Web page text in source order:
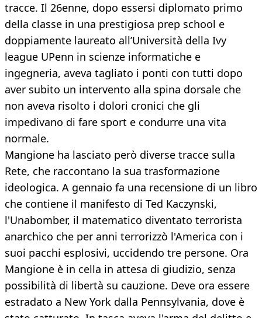
tracce. Il 26enne, dopo essersi diplomato primo
della classe in una prestigiosa prep school e
doppiamente laureato all’Università della Ivy
league UPenn in scienze informatiche e
ingegneria, aveva tagliato i ponti con tutti dopo
aver subito un intervento alla spina dorsale che
non aveva risolto i dolori cronici che gli
impedivano di fare sport e condurre una vita
normale.
Mangione ha lasciato però diverse tracce sulla
Rete, che raccontano la sua trasformazione
ideologica. A gennaio fa una recensione di un libro
che contiene il manifesto di Ted Kaczynski,
l'Unabomber, il matematico diventato terrorista
anarchico che per anni terrorizzò l'America con i
suoi pacchi esplosivi, uccidendo tre persone. Ora
Mangione è in cella in attesa di giudizio, senza
possibilità di libertà su cauzione. Deve ora essere
estradato a New York dalla Pennsylvania, dove è